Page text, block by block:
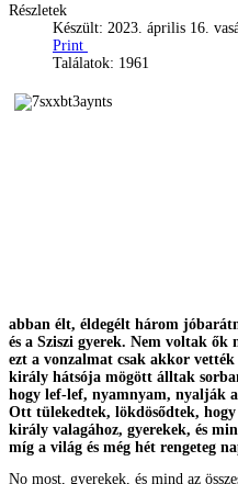
Részletek
Készült: 2023. április 16.
Print
Találatok: 1961
abban élt, éldegélt három
és a Sziszi gyerek. Nem voltak
ezt a vonzalmat csak akkor
király hátsója mögött álltak
hogy lef-lef, nyamnyam, nyalják
Ott tülekedtek, lökdösődtek,
király valagához, gyerekek, és
míg a világ és még hét rengeteg
No most, gyerekek, és mind az